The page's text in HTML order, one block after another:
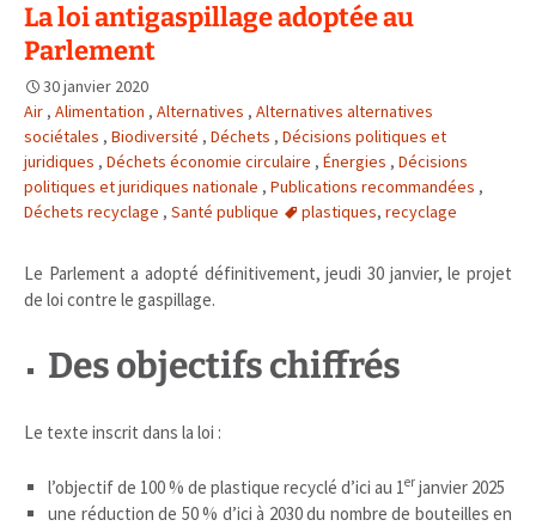
La loi antigaspillage adoptée au
Parlement
30 janvier 2020
Air , Alimentation , Alternatives , Alternatives alternatives
sociétales , Biodiversité , Déchets , Décisions politiques et
juridiques , Déchets économie circulaire , Énergies , Décisions
politiques et juridiques nationale , Publications recommandées ,
Déchets recyclage , Santé publique plastiques, recyclage
Le Parlement a adopté définitivement, jeudi 30 janvier, le projet
de loi contre le gaspillage.
Des objectifs chiffrés
Le texte inscrit dans la loi :
l’objectif de 100 % de plastique recyclé d’ici au 1er janvier 2025
une réduction de 50 % d’ici à 2030 du nombre de bouteilles en